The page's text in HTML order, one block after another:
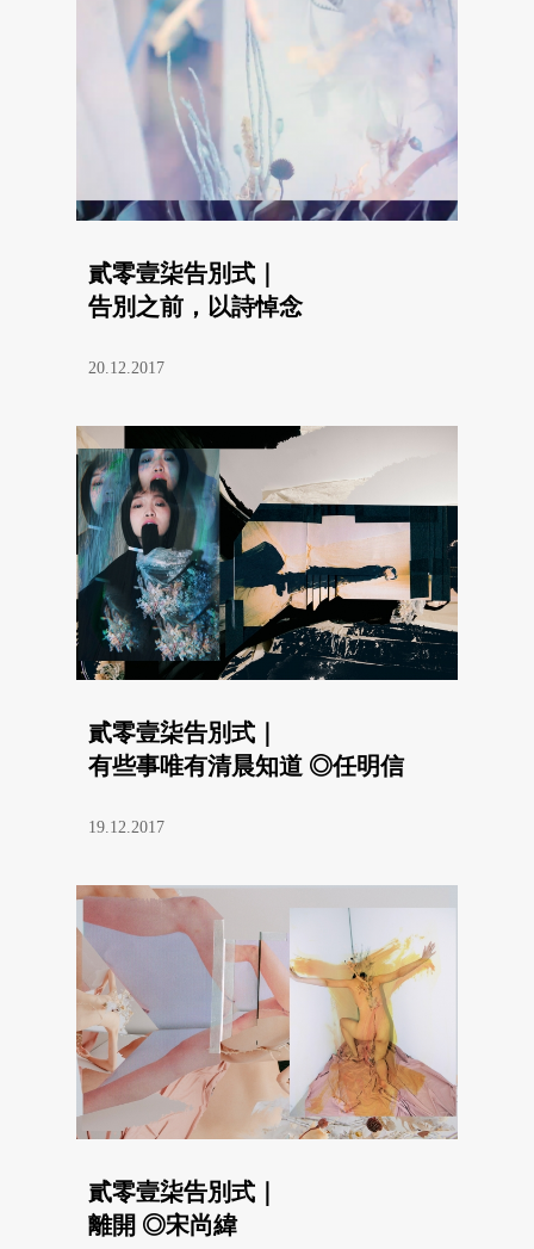
貳零壹柒告別式｜
告別之前，以詩悼念
20.12.2017
貳零壹柒告別式｜
有些事唯有清晨知道 ◎任明信
19.12.2017
貳零壹柒告別式｜
離開 ◎宋尚緯